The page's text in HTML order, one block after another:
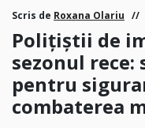
Scris de Roxana Olariu
Polițiștii de
sezonul rece:
pentru
combaterea